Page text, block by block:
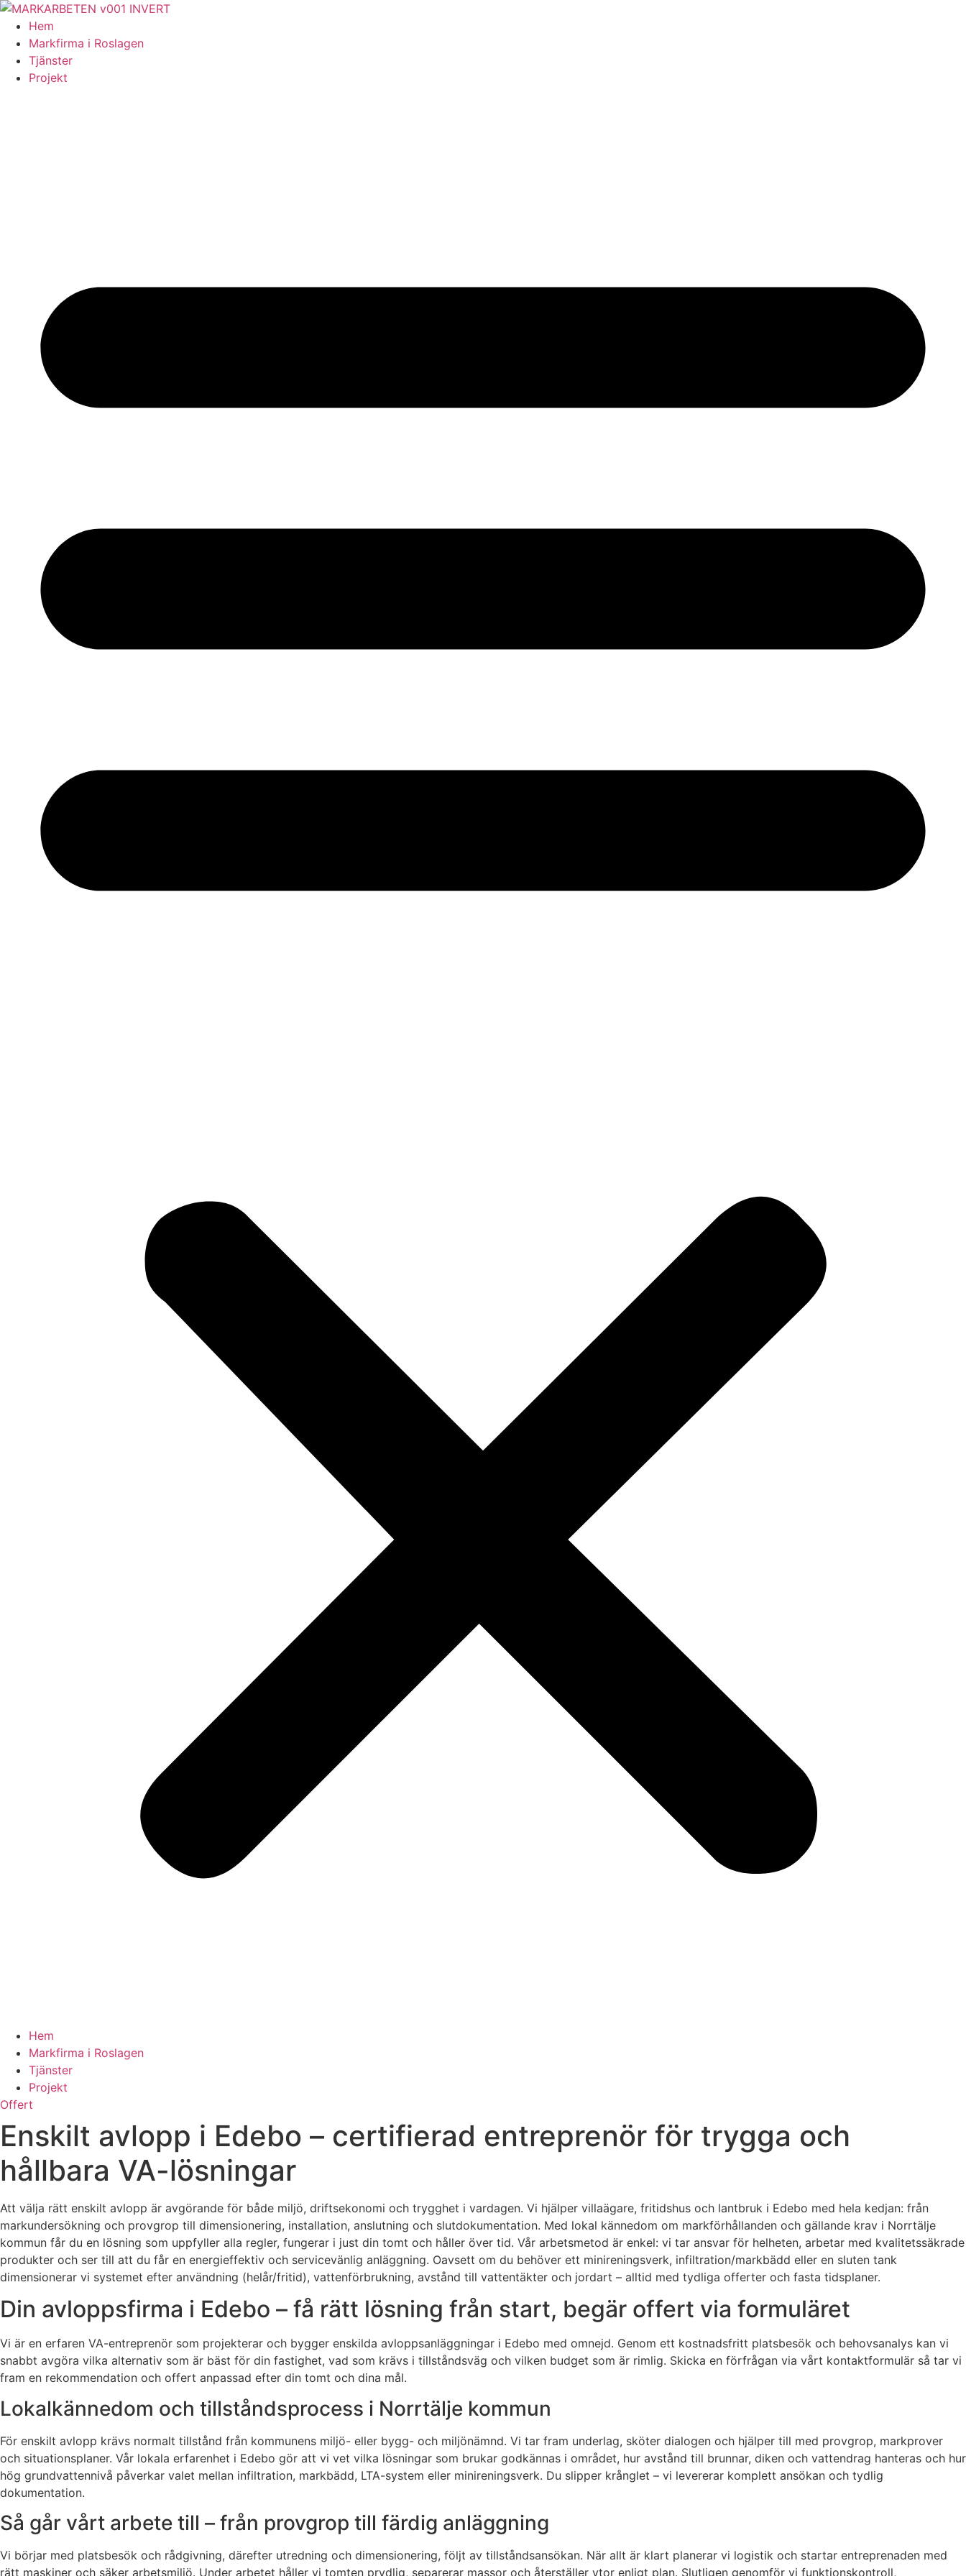
Skip
content
Hem
Markfirma i Roslagen
Tjänster
Projekt
Hem
Markfirma i Roslagen
Tjänster
Projekt
Offert
Enskilt avlopp i Edebo – certifierad entreprenör för trygga och
hållbara VA-lösningar
Att välja rätt enskilt avlopp är avgörande för både miljö, driftsekonomi och trygghet i vardagen. Vi hjälper villaägare, fritidshus och lantbruk i Edebo med hela kedjan: från
markundersökning och provgrop till dimensionering, installation, anslutning och slutdokumentation. Med lokal kännedom om markförhållanden och gällande krav i Norrtälje
kommun får du en lösning som uppfyller alla regler, fungerar i just din tomt och håller över tid. Vår arbetsmetod är enkel: vi tar ansvar för helheten, arbetar med kvalitetssäkrade
produkter och ser till att du får en energieffektiv och servicevänlig anläggning. Oavsett om du behöver ett minireningsverk, infiltration/markbädd eller en sluten tank
dimensionerar vi systemet efter användning (helår/fritid), vattenförbrukning, avstånd till vattentäkter och jordart – alltid med tydliga offerter och fasta tidsplaner.
Din avloppsfirma i Edebo – få rätt lösning från start, begär offert via formuläret
Vi är en erfaren VA-entreprenör som projekterar och bygger enskilda avloppsanläggningar i Edebo med omnejd. Genom ett kostnadsfritt platsbesök och behovsanalys kan vi
snabbt avgöra vilka alternativ som är bäst för din fastighet, vad som krävs i tillståndsväg och vilken budget som är rimlig. Skicka en förfrågan via vårt kontaktformulär så tar vi
fram en rekommendation och offert anpassad efter din tomt och dina mål.
Lokalkännedom och tillståndsprocess i Norrtälje kommun
För enskilt avlopp krävs normalt tillstånd från kommunens miljö- eller bygg- och miljönämnd. Vi tar fram underlag, sköter dialogen och hjälper till med provgrop, markprover
och situationsplaner. Vår lokala erfarenhet i Edebo gör att vi vet vilka lösningar som brukar godkännas i området, hur avstånd till brunnar, diken och vattendrag hanteras och hur
hög grundvattennivå påverkar valet mellan infiltration, markbädd, LTA-system eller minireningsverk. Du slipper krånglet – vi levererar komplett ansökan och tydlig
dokumentation.
Så går vårt arbete till – från provgrop till färdig anläggning
Vi börjar med platsbesök och rådgivning, därefter utredning och dimensionering, följt av tillståndsansökan. När allt är klart planerar vi logistik och startar entreprenaden med
rätt maskiner och säker arbetsmiljö. Under arbetet håller vi tomten prydlig, separerar massor och återställer ytor enligt plan. Slutligen genomför vi funktionskontroll,